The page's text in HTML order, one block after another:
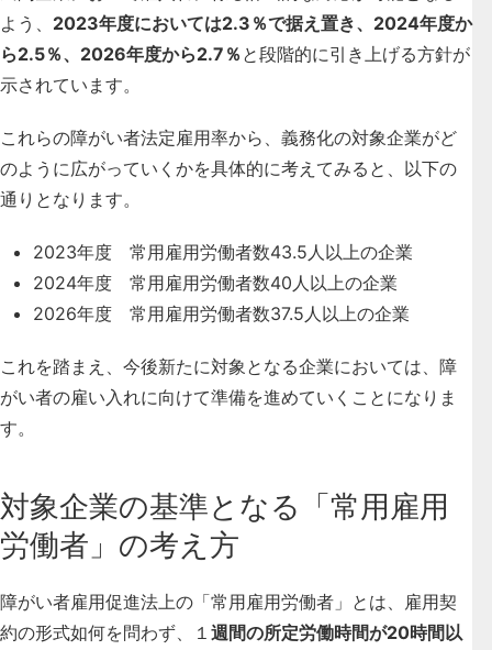
よう、 2023年度においては2.3％で据え置き、2024年度か
ら2.5％、2026年度から2.7％ と段階的に引き上げる方針が
示されています。
これらの障がい者法定雇用率から、義務化の対象企業がど
のように広がっていくかを具体的に考えてみると、以下の
通りとなります。
2023年度 常用雇用労働者数43.5人以上の企業
2024年度 常用雇用労働者数40人以上の企業
2026年度 常用雇用労働者数37.5人以上の企業
これを踏まえ、今後新たに対象となる企業においては、障
がい者の雇い入れに向けて準備を進めていくことになりま
す。
対象企業の基準となる「常用雇用
労働者」の考え方
障がい者雇用促進法上の「常用雇用労働者」とは、雇用契
約の形式如何を問わず、１ 週間の所定労働時間が20時間以